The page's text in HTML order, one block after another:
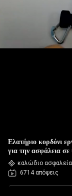
Ελατήριο κορδόνι
για την ασφάλεια σε
καλώδιο
6714 απόψεις